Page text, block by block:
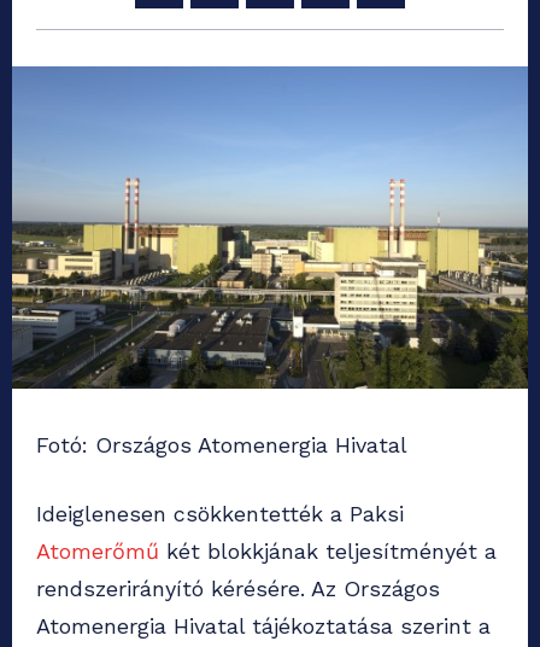
Fotó: Országos Atomenergia Hivatal
Ideiglenesen csökkentették a Paksi
Atomerőmű két blokkjának teljesítményét a
rendszerirányító kérésére. Az Országos
Atomenergia Hivatal tájékoztatása szerint a